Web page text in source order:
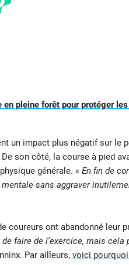
pleine forêt pour protéger
un impact plus négatif sur le
son côté, la course à pied
générale. « En fin de
sans aggraver
coureurs ont abandonné leur
faire de l’exercice, mais
Par ailleurs, voici